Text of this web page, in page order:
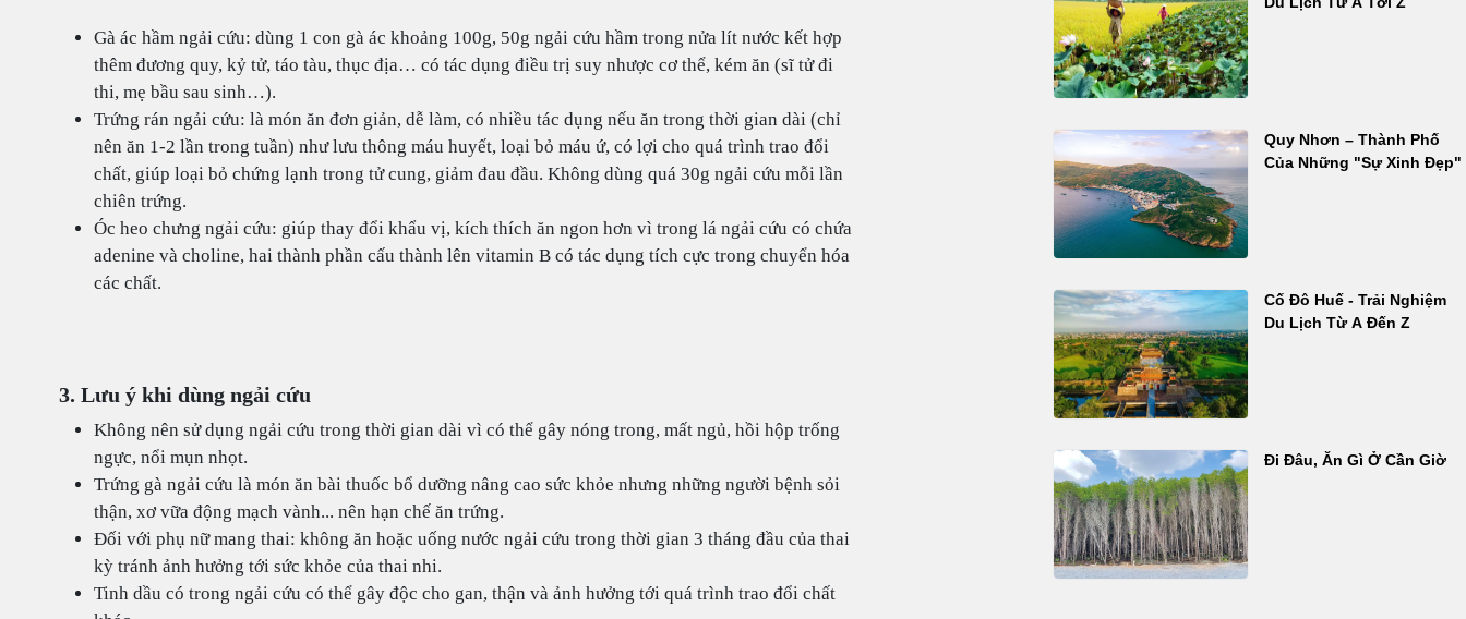
Gà ác hầm ngải cứu: dùng 1 con gà ác khoảng 100g, 50g ngải cứu hầm trong nửa lít nước kết hợp
thêm đương quy, kỷ tử, táo tàu, thục địa… có tác dụng điều trị suy nhược cơ thể, kém ăn (sĩ tử đi
thi, mẹ bầu sau sinh…).
Trứng rán ngải cứu: là món ăn đơn giản, dễ làm, có nhiều tác dụng nếu ăn trong thời gian dài (chỉ
nên ăn 1-2 lần trong tuần) như lưu thông máu huyết, loại bỏ máu ứ, có lợi cho quá trình trao đổi
chất, giúp loại bỏ chứng lạnh trong tử cung, giảm đau đầu. Không dùng quá 30g ngải cứu mỗi lần
chiên trứng.
Óc heo chưng ngải cứu: giúp thay đổi khẩu vị, kích thích ăn ngon hơn vì trong lá ngải cứu có chứa
adenine và choline, hai thành phần cấu thành lên vitamin B có tác dụng tích cực trong chuyển hóa
các chất.
3. Lưu ý khi dùng ngải cứu
Không nên sử dụng ngải cứu trong thời gian dài vì có thể gây nóng trong, mất ngủ, hồi hộp trống
ngực, nổi mụn nhọt.
Trứng gà ngải cứu là món ăn bài thuốc bổ dưỡng nâng cao sức khỏe nhưng những người bệnh sỏi
thận, xơ vữa động mạch vành... nên hạn chế ăn trứng.
Đối với phụ nữ mang thai: không ăn hoặc uống nước ngải cứu trong thời gian 3 tháng đầu của thai
kỳ tránh ảnh hưởng tới sức khỏe của thai nhi.
Tinh dầu có trong ngải cứu có thể gây độc cho gan, thận và ảnh hưởng tới quá trình trao đổi chất
Quy Nhơn – Thành Phố
Của Những "Sự Xinh Đẹp"
Cố Đô Huế - Trải Nghiệm
Du Lịch Từ A Đến Z
Đi Đâu, Ăn Gì Ở Cần Giờ